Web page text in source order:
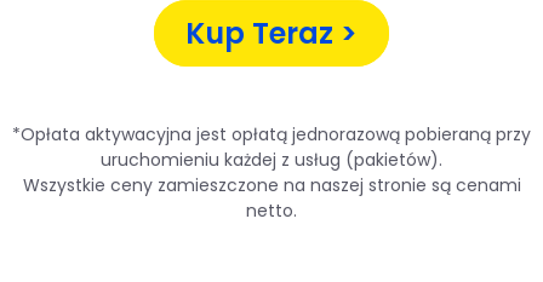
Kup Teraz >
*Opłata aktywacyjna jest opłatą jednorazową pobieraną przy
uruchomieniu każdej z usług (pakietów).
Wszystkie ceny zamieszczone na naszej stronie są cenami
netto.